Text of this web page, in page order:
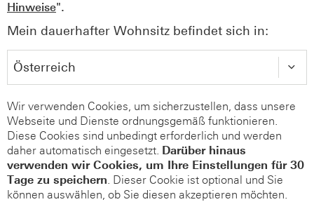
Hinweise".
Mein dauerhafter Wohnsitz befindet sich in:
Wir verwenden Cookies, um sicherzustellen, dass unsere
Webseite und Dienste ordnungsgemäß funktionieren.
Diese Cookies sind unbedingt erforderlich und werden
daher automatisch eingesetzt. Darüber hinaus
verwenden wir Cookies, um Ihre Einstellungen für 30
Tage zu speichern. Dieser Cookie ist optional und Sie
können auswählen, ob Sie diesen akzeptieren möchten.